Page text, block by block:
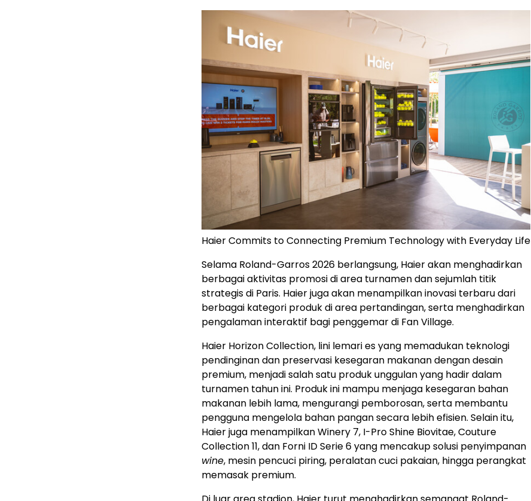
Haier Commits to Connecting Premium Technology with Everyday Life
Selama Roland-Garros 2026 berlangsung, Haier akan menghadirkan
berbagai aktivitas promosi di area turnamen dan sejumlah titik
strategis di Paris. Haier juga akan menampilkan inovasi terbaru dari
berbagai kategori produk di area pertandingan, serta menghadirkan
pengalaman interaktif bagi penggemar di Fan Village.
Haier Horizon Collection, lini lemari es yang memadukan teknologi
pendinginan dan preservasi kesegaran makanan dengan desain
premium, menjadi salah satu produk unggulan yang hadir dalam
turnamen tahun ini. Produk ini mampu menjaga kesegaran bahan
makanan lebih lama, mengurangi pemborosan, serta membantu
pengguna mengelola bahan pangan secara lebih efisien. Selain itu,
Haier juga menampilkan Winery 7, I-Pro Shine Biovitae, Couture
Collection 11, dan Forni ID Serie 6 yang mencakup solusi penyimpanan
wine, mesin pencuci piring, peralatan cuci pakaian, hingga perangkat
memasak premium.